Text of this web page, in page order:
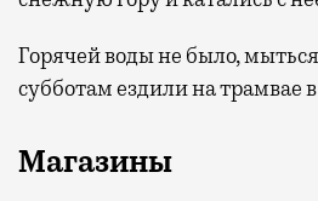
Горячей воды не было,
субботам ездили на трамвае
Магазины